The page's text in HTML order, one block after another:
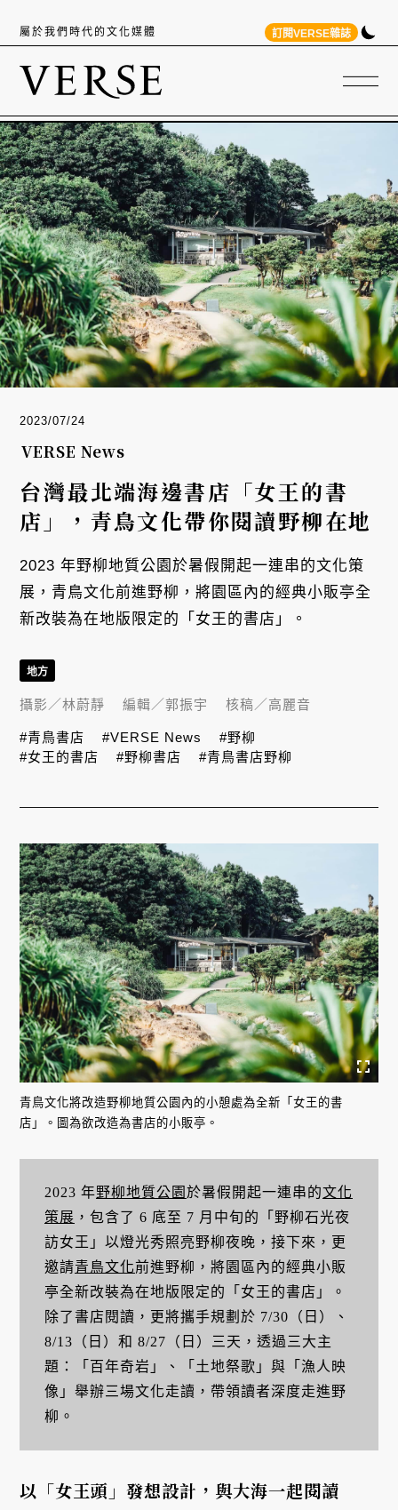
屬於我們時代的文化媒體 訂閱VERSE雜誌
2023/07/24
VERSE News
台灣最北端海邊書店「女王的書
店」，青鳥文化帶你閱讀野柳在地
2023 年野柳地質公園於暑假開起一連串的文化策
展，青鳥文化前進野柳，將園區內的經典小販亭全
新改裝為在地版限定的「女王的書店」。
青鳥文化將改造野柳地質公園內的小憩處為全新「女王的書
店」。圖為欲改造為書店的小販亭。
2023 年野柳地質公園 於暑假開起一連串的文化
策展 ，包含了 6 底至 7 月中旬的「野柳石光夜
訪女王」以燈光秀照亮野柳夜晚，接下來，更
邀請青鳥文化前進野柳，將園區內的經典小販
亭全新改裝為在地版限定的「女王的書店」。
除了書店閱讀，更將攜手規劃於 7/30（日）、
8/13（日）和 8/27（日）三天，透過三大主
題：「百年奇岩」、「土地祭歌」與「漁人映
像」舉辦三場文化走讀，帶領讀者深度走進野
柳。
以「女王頭」發想設計，與大海一起閱讀
地方
攝影／林蔚靜 編輯／郭振宇 核稿／高麗音
#青鳥書店 #VERSE News
#野柳
#女王的書店
#野柳書店 #青鳥書店野柳